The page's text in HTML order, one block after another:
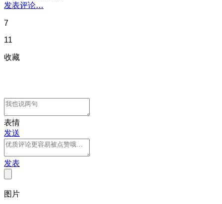
发表评论…
7
11
收藏
表情
发送
发表
图片